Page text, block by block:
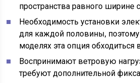
пространства равного ширине
Необходимость установки
для каждой половины,
моделях эта опция
Воспринимают ветровую
требуют дополнительной